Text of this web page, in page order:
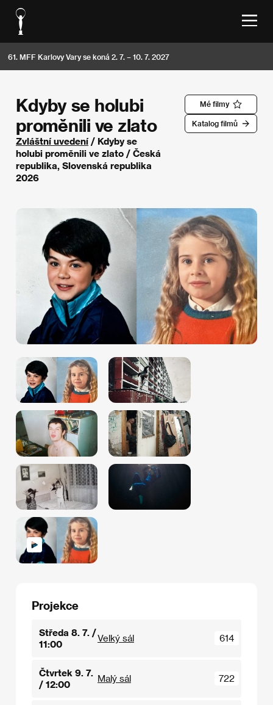
61. MFF Karlovy Vary se koná 2. 7. – 10. 7. 2027
Mé filmy
Katalog filmů
Kdyby se holubi
proměnili ve zlato
Zvláštní uvedení/ Kdyby se
holubi proměnili ve zlato / Česká
republika, Slovenská republika
2026
Projekce
Středa 8. 7. /
11:00
Velký sál 614
Čtvrtek 9. 7.
/ 12:00
Malý sál 722